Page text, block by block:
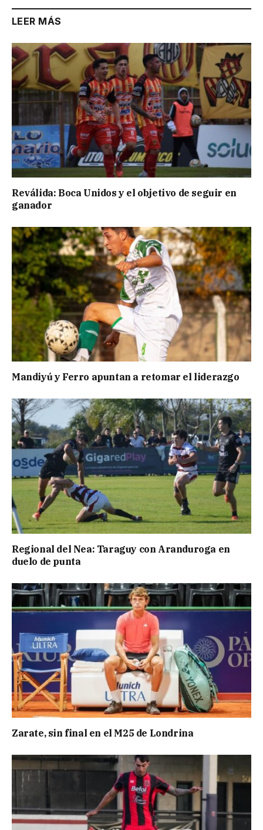
LEER MÁS
Reválida: Boca Unidos y el objetivo de seguir en
ganador
Mandiyú y Ferro apuntan a retomar el liderazgo
Regional del Nea: Taraguy con Aranduroga en
duelo de punta
Zarate, sin final en el M25 de Londrina